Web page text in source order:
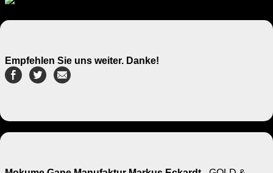
Empfehlen Sie uns weiter. Danke!